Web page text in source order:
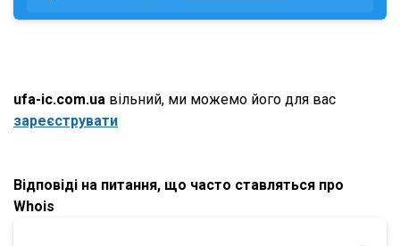
ufa-ic.com.ua вільний, ми можемо його для вас
зареєструвати
Відповіді на питання, що часто ставляться про
Whois